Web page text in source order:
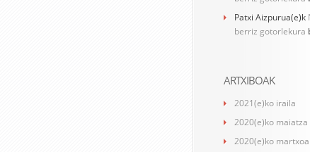
Patxi Aizpurua(e)k
berriz gotorlekura
ARTXIBOAK
2021(e)ko iraila
2020(e)ko maiatza
2020(e)ko martxoa